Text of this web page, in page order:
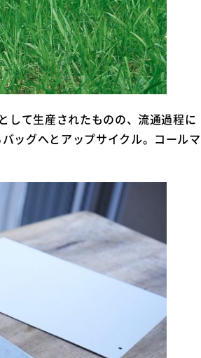
して生産されたものの、流通過程に
ッグへとアップサイクル。コールマ